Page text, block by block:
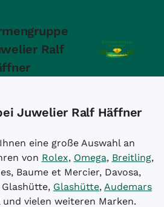
Ralf
Juwelier Ralf Häffner
eine große Auswahl an
von Rolex, Omega, Breitling,
Baume et Mercier, Davosa,
Glashütte, Audemars
und vielen weiteren Marken.